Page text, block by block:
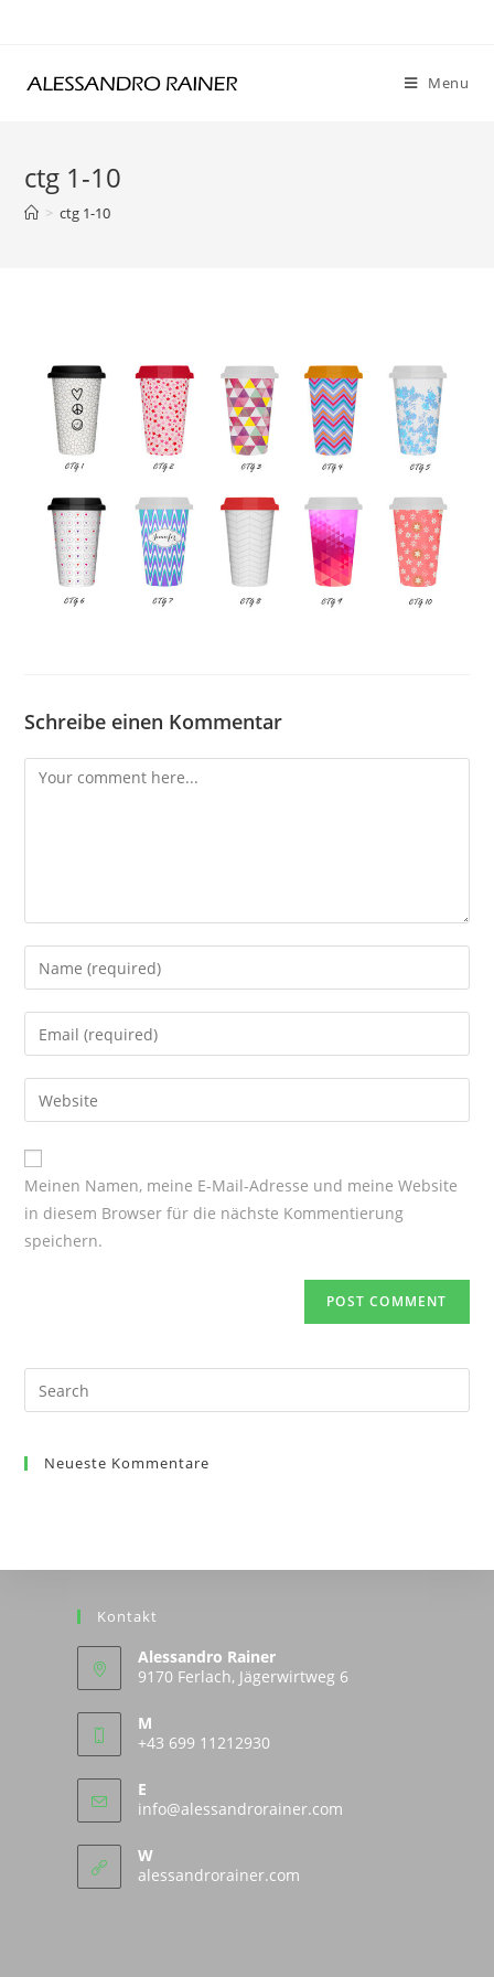
Menu
ctg 1-10
> ctg 1-10
Schreibe einen Kommentar
Comment
Enter
your
name
comment
Enter
your
email
address
comment
Enter
your
website
URL
Meinen Namen, meine E-Mail-Adresse und meine Website
in diesem Browser für die nächste Kommentierung
speichern.
Search
for:
Neueste Kommentare
Kontakt
Alessandro Rainer
9170 Ferlach, Jägerwirtweg 6
M
+43 699 11212930
E
info@alessandrorainer.comOpens
W
alessandrorainer.com